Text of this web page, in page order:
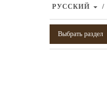
РУССКИЙ
Выбрать раздел